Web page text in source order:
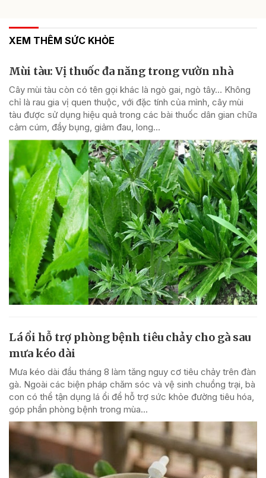
XEM THÊM SỨC KHỎE
Mùi tàu: Vị thuốc đa năng trong vườn nhà
Cây mùi tàu còn có tên gọi khác là ngò gai, ngò tây… Không
chỉ là rau gia vị quen thuộc, với đặc tính của mình, cây mùi
tàu được sử dụng hiệu quả trong các bài thuốc dân gian chữa
cảm cúm, đầy bụng, giảm đau, long...
Lá ổi hỗ trợ phòng bệnh tiêu chảy cho gà sau
mưa kéo dài
Mưa kéo dài đầu tháng 8 làm tăng nguy cơ tiêu chảy trên đàn
gà. Ngoài các biện pháp chăm sóc và vệ sinh chuồng trại, bà
con có thể tận dụng lá ổi để hỗ trợ sức khỏe đường tiêu hóa,
góp phần phòng bệnh trong mùa...